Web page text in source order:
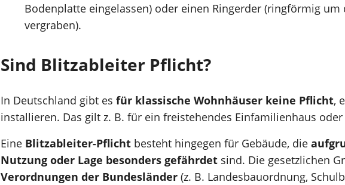
Bodenplatte eingelassen) oder einen Ringerder (ringförmig um
vergraben).
Sind Blitzableiter Pflicht?
In Deutschland gibt es für klassische Wohnhäuser keine Pflicht,
installieren. Das gilt z. B. für ein freistehendes Einfamilienhaus oder
Eine Blitzableiter-Pflicht besteht hingegen für Gebäude, die
Nutzung oder Lage besonders gefährdet sind. Die gesetzlichen
Verordnungen der Bundesländer (z. B. Landesbauordnung,